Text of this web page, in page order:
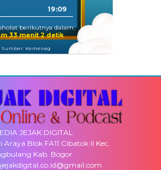
19:09
berikutnya dalam:
33 menit 2 detik
Sumber: Kemenag
JEJAK DIGITAL
Blok FA11 Cibatok II Kec.
Kab. Bogor